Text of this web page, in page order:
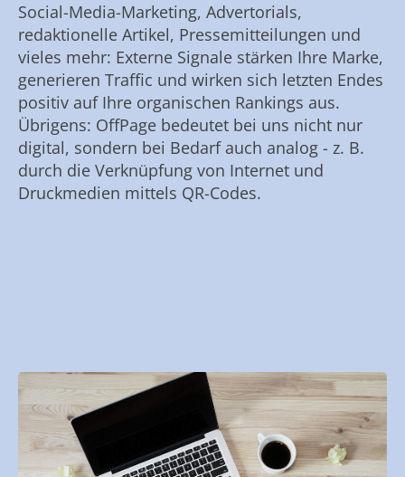
Social-Media-Marketing, Advertorials,
redaktionelle Artikel, Pressemitteilungen und
vieles mehr: Externe Signale stärken Ihre Marke,
generieren Traffic und wirken sich letzten Endes
positiv auf Ihre organischen Rankings aus.
Übrigens: OffPage bedeutet bei uns nicht nur
digital, sondern bei Bedarf auch analog - z. B.
durch die Verknüpfung von Internet und
Druckmedien mittels QR-Codes.